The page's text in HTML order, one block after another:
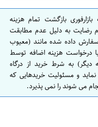
بازگشت تمام هزینه
رضایت به دلیل عدم مطابقت
داده شده مانند (معیوب
درخواست هزینه اضافه توسط
به شرط خرید از درگاه
و مسئولیت خریدهایی که
می شوند را نمی پذیرد.